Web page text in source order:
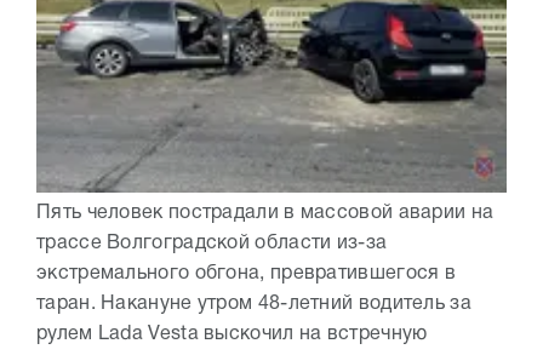
Пять человек пострадали в массовой аварии на
трассе Волгоградской области из-за
экстремального обгона, превратившегося в
таран. Накануне утром 48-летний водитель за
рулем Lada Vesta выскочил на встречную